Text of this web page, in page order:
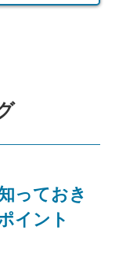
っておき
イント